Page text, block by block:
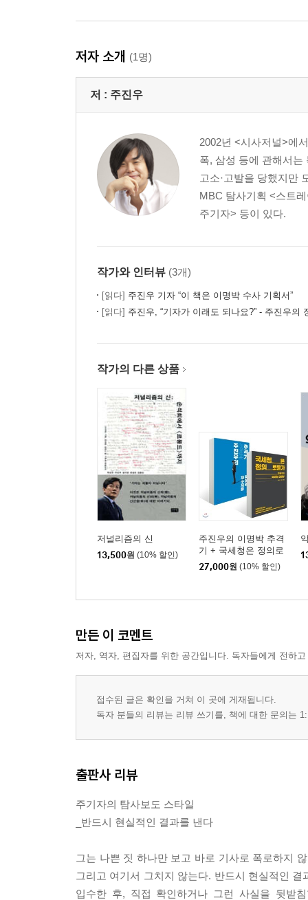
저자 소개 (1명)
저 : 주진우
2002년 <시사저널>에
폭, 삼성 등에 관해서는
고소·고발을 당했지만
MBC 탐사기획 <스트
주기자> 등이 있다.
작가와 인터뷰 (3개)
[읽다] 주진우 기자 “이 책은 이명박 수사 기획서”
[읽다] 주진우, “기자가 이래도 되나요?” - 주진우의 정통
작가의 다른 상품
저널리즘의 신
13,500원 (10% 할인)
주진우의 이명박 추격
기 + 국세청은 정의로
운가
27,000원 (10% 할인)
만든 이 코멘트
저자, 역자, 편집자를 위한 공간입니다. 독자들에게 전하
접수된 글은 확인을 거쳐 이 곳에 게재됩니다.
독자 분들의 리뷰는 리뷰 쓰기를, 책에 대한 문의는
출판사 리뷰
주기자의 탐사보도 스타일
_반드시 현실적인 결과를 낸다
그는 나쁜 짓 하나만 보고 바로 기사로 폭로하지
그리고 여기서 그치지 않는다. 반드시 현실적인
입수한 후, 직접 확인하거나 그런 사실을 뒷받